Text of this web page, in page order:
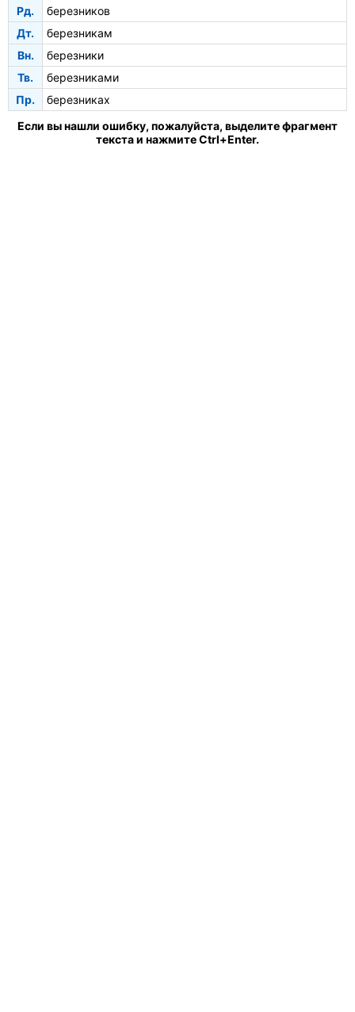
Рд.
березников
Дт.
березникам
Вн.
березники
Тв.
березниками
Пр.
березниках
Если вы нашли ошибку, пожалуйста, выделите фрагмент
текста и нажмите Ctrl+Enter.